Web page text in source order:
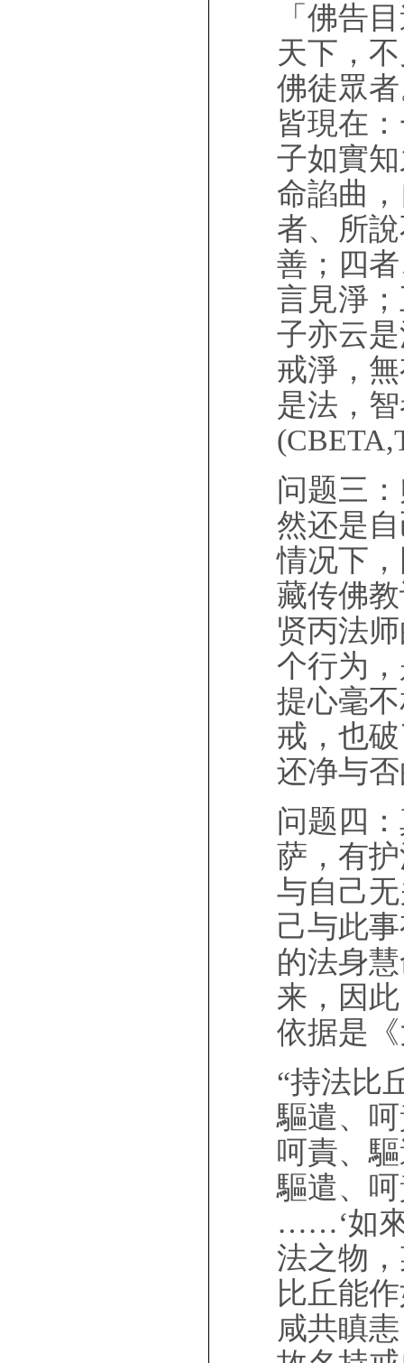
「佛告
天下，
佛徒眾
皆現在
子如實
命諂曲
者、所
善；四
言見淨
子亦云
戒淨，
是法，
问题三
然还是
情况下
藏传佛
贤丙法
个行为
提心毫
戒，也
还净与
问题四
萨，有
与自己
己与此
的法身
来，因
依据是
“持法比
驅遣、
呵責、
驅遣、
……‘如來
法之物
比丘能
咸共瞋